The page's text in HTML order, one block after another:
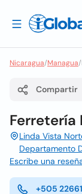
Nicaragua/Managua/
Compartir
Ferretería
Linda Vista
Departamento
Escribe una
+505